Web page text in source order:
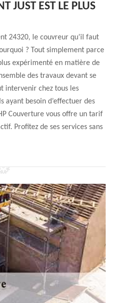
JUST EST LE PLUS
24320, le couvreur qu’il faut
? Tout simplement parce
expérimenté en matière de
des travaux devant se
intervenir chez tous les
ayant besoin d’effectuer des
Couverture vous offre un tarif
Profitez de ses services sans